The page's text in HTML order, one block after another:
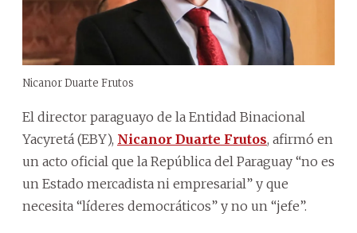
Nicanor Duarte Frutos
El director paraguayo de la Entidad Binacional
Yacyretá (EBY), Nicanor Duarte Frutos, afirmó en
un acto oficial que la República del Paraguay “no es
un Estado mercadista ni empresarial” y que
necesita “líderes democráticos” y no un “jefe”.